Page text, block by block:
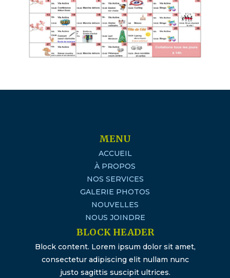
MENU
ACCUEIL
À PROPOS
NOS SERVICES
GALERIE PHOTOS
NOUVELLES
NOUS JOINDRE
BLOCK HEADER
Block content. Lorem ipsum dolor sit amet,
consectetur adipiscing elit nullam nunc
justo sagittis suscipit ultrices.